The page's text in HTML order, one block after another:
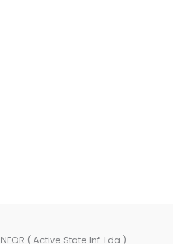
( Active State Inf. Lda )